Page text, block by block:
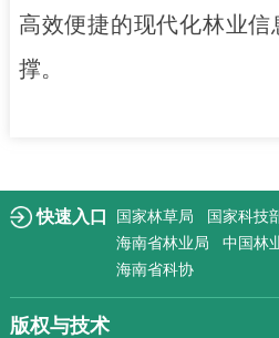
高效便捷的现代化林业
撑。
快速入口 国家林草局 国家科技
海南省林业局
中国林
海南省科协
版权与技术